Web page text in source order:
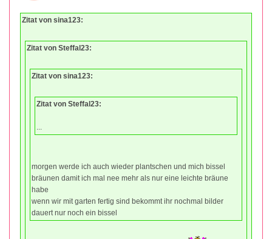
Zitat von sina123:
Zitat von Steffal23:
Zitat von sina123:
Zitat von Steffal23:
...
morgen werde ich auch wieder plantschen und mich bissel
bräunen damit ich mal nee mehr als nur eine leichte bräune
habe
wenn wir mit garten fertig sind bekommt ihr nochmal bilder
dauert nur noch ein bissel